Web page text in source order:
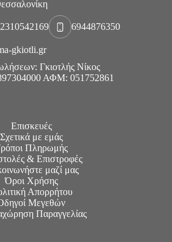
6944876350
gkiotli.gr
Γκιοτλής Νίκος
ΑΦΜ: 051752861
Επισκευές
Σχετικά με εμάς
Πληρωμής
& Επιστροφές
μαζί μας
Όροι Χρήσης
Απορρήτου
Μεγεθών
Παραγγελίας